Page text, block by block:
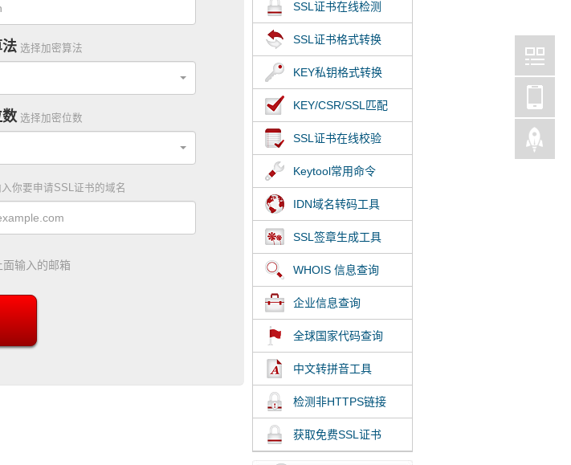
选择加密算法
选择加密位数
你要申请SSL证书的域名
输入的邮箱
SSL证书在线检测
SSL证书格式转换
KEY私钥格式转换
KEY/CSR/SSL匹配
SSL证书在线校验
Keytool常用命令
IDN域名转码工具
SSL签章生成工具
WHOIS 信息查询
企业信息查询
全球国家代码查询
中文转拼音工具
检测非HTTPS链接
获取免费SSL证书